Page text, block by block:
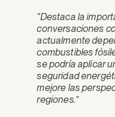
“Destaca la
conversaciones
actualmente
combustibles
se podría aplicar
seguridad
mejore las
regiones.”